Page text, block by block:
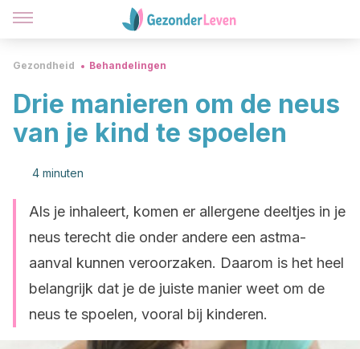
Gezondheid Behandelingen
Drie manieren om de neus
van je kind te spoelen
4 minuten
Als je inhaleert, komen er allergene deeltjes in je
neus terecht die onder andere een astma-
aanval kunnen veroorzaken. Daarom is het heel
belangrijk dat je de juiste manier weet om de
neus te spoelen, vooral bij kinderen.